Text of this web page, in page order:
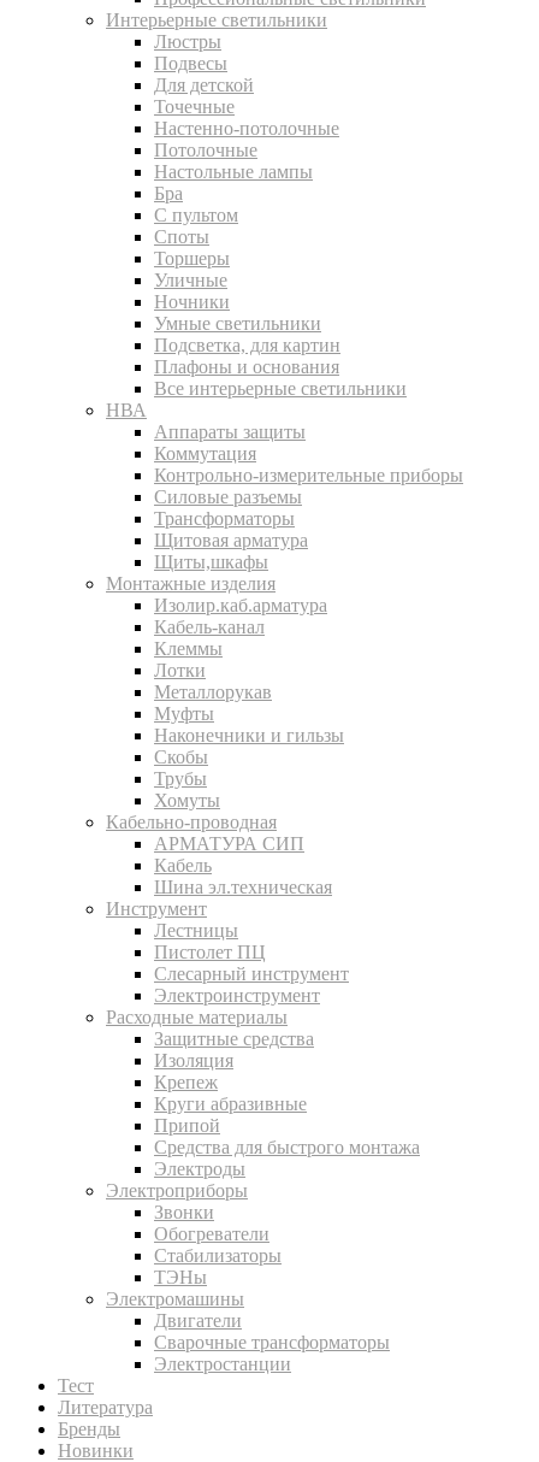
Интерьерные светильники
Люстры
Подвесы
Для детской
Точечные
Настенно-потолочные
Потолочные
Настольные лампы
Бра
С пультом
Споты
Торшеры
Уличные
Ночники
Умные светильники
Подсветка, для картин
Плафоны и основания
Все интерьерные светильники
НВА
Аппараты защиты
Коммутация
Контрольно-измерительные приборы
Силовые разъемы
Трансформаторы
Щитовая арматура
Щиты,шкафы
Монтажные изделия
Изолир.каб.арматура
Кабель-канал
Клеммы
Лотки
Металлорукав
Муфты
Наконечники и гильзы
Скобы
Трубы
Хомуты
Кабельно-проводная
АРМАТУРА СИП
Кабель
Шина эл.техническая
Инструмент
Лестницы
Пистолет ПЦ
Слесарный инструмент
Электроинструмент
Расходные материалы
Защитные средства
Изоляция
Крепеж
Круги абразивные
Припой
Средства для быстрого монтажа
Электроды
Электроприборы
Звонки
Обогреватели
Стабилизаторы
ТЭНы
Электромашины
Двигатели
Сварочные трансформаторы
Электростанции
Тест
Литература
Бренды
Новинки